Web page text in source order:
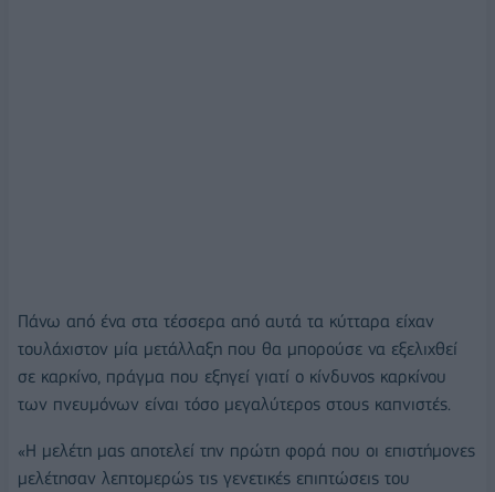
Πάνω από ένα στα τέσσερα από αυτά τα κύτταρα είχαν
τουλάχιστον μία μετάλλαξη που θα μπορούσε να εξελιχθεί
σε καρκίνο, πράγμα που εξηγεί γιατί ο κίνδυνος καρκίνου
των πνευμόνων είναι τόσο μεγαλύτερος στους καπνιστές.
«Η μελέτη μας αποτελεί την πρώτη φορά που οι επιστήμονες
μελέτησαν λεπτομερώς τις γενετικές επιπτώσεις του